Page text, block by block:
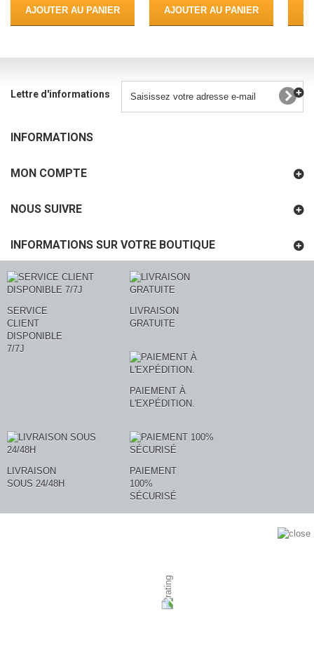
AJOUTER AU PANIER AJOUTER AU PANIER
Lettre d'informations
INFORMATIONS
MON COMPTE
NOUS SUIVRE
INFORMATIONS SUR VOTRE BOUTIQUE
SERVICE
CLIENT
DISPONIBLE
7/7J
LIVRAISON
GRATUITE
PAIEMENT À
L'EXPÉDITION.
LIVRAISON
SOUS 24/48H
PAIEMENT
100%
SÉCURISÉ